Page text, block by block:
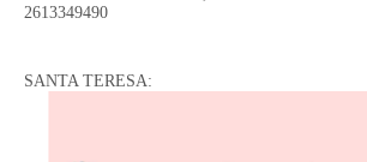
2613349490
SANTA TERESA: